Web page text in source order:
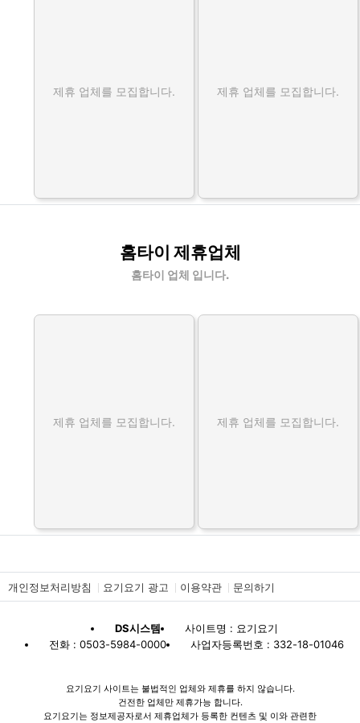
제휴 업체를 모집합니다. 제휴 업체를 모집합니다.
홈타이 제휴업체
홈타이 업체 입니다.
제휴 업체를 모집합니다. 제휴 업체를 모집합니다.
개인정보처리방침 요기요기 광고 이용약관 문의하기
DS시스템
사이트명 : 요기요기
전화 : 0503-5984-0000
사업자등록번호 : 332-18-01046
요기요기 사이트는 불법적인 업체와 제휴를 하지 않습니다.
건전한 업체만 제휴가능 합니다.
요기요기는 정보제공자로서 제휴업체가 등록한 컨텐츠 및 이와 관련한